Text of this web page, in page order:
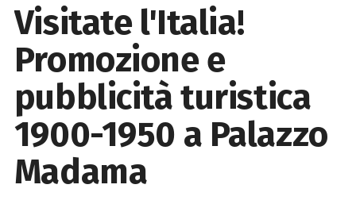
Visitate l'Italia!
Promozione e
pubblicità turistica
1900-1950 a Palazzo
Madama